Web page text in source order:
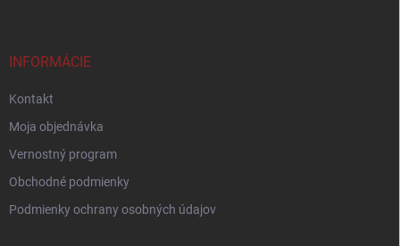
INFORMÁCIE
Kontakt
Moja objednávka
Vernostný program
Obchodné podmienky
Podmienky ochrany osobných údajov